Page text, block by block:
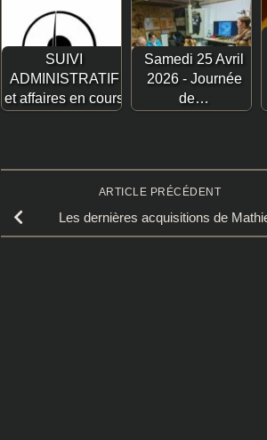
SUIVI
ADMINISTRATIF
et affaires en cours
Samedi 25 Avril
2026 - Journée
de…
ARTICLE PRÉCÉDENT
Les dernières acquisitions de